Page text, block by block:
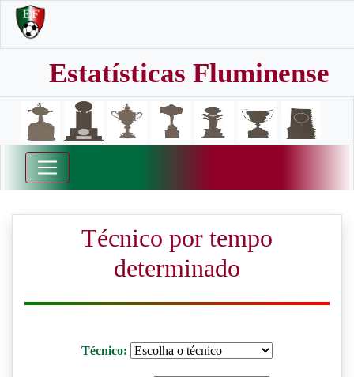
Estatísticas Fluminense
Técnico por tempo
determinado
Técnico: